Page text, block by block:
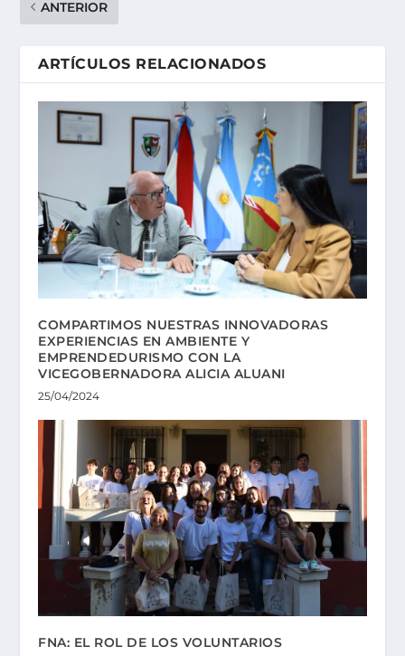
ANTERIOR
ARTÍCULOS RELACIONADOS
COMPARTIMOS NUESTRAS INNOVADORAS
EXPERIENCIAS EN AMBIENTE Y
EMPRENDEDURISMO CON LA
VICEGOBERNADORA ALICIA ALUANI
25/04/2024
FNA: EL ROL DE LOS VOLUNTARIOS